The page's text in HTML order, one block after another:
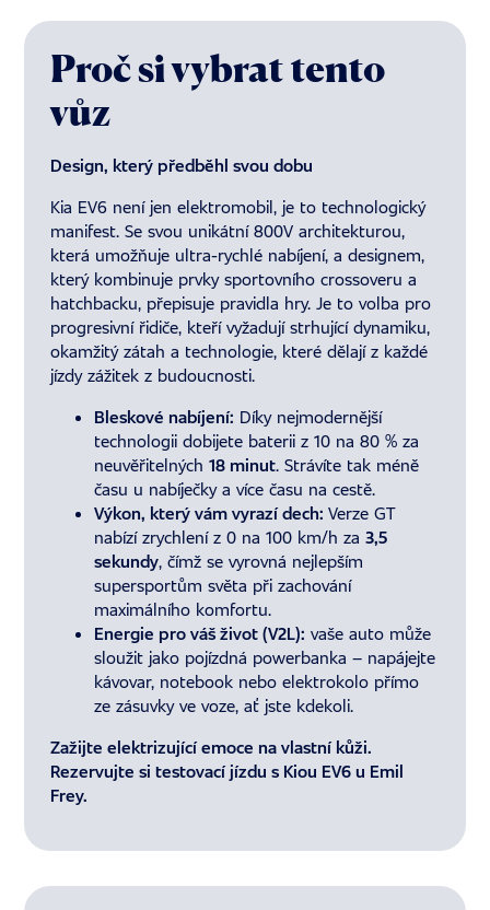
Proč si vybrat tento
vůz
Design, který předběhl svou dobu
Kia EV6 není jen elektromobil, je to technologický
manifest. Se svou unikátní 800V architekturou,
která umožňuje ultra-rychlé nabíjení, a designem,
který kombinuje prvky sportovního crossoveru a
hatchbacku, přepisuje pravidla hry. Je to volba pro
progresivní řidiče, kteří vyžadují strhující dynamiku,
okamžitý zátah a technologie, které dělají z každé
jízdy zážitek z budoucnosti.
Bleskové nabíjení: Díky nejmodernější
technologii dobijete baterii z 10 na 80 % za
neuvěřitelných18 minut. Strávíte tak méně
času u nabíječky a více času na cestě.
Výkon, který vám vyrazí dech: Verze GT
nabízí zrychlení z 0 na 100 km/h za3,5
sekundy, čímž se vyrovná nejlepším
supersportům světa při zachování
maximálního komfortu.
Energie pro váš život (V2L): vaše auto může
sloužit jako pojízdná powerbanka – napájejte
kávovar, notebook nebo elektrokolo přímo
ze zásuvky ve voze, ať jste kdekoli.
Zažijte elektrizující emoce na vlastní kůži.
Rezervujte si testovací jízdu s Kiou EV6 u Emil
Frey.